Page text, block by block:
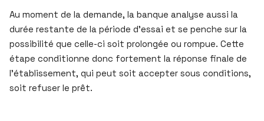
Au moment de la demande, la banque analyse aussi la
durée restante de la période d’essai et se penche sur la
possibilité que celle-ci soit prolongée ou rompue. Cette
étape conditionne donc fortement la réponse finale de
l’établissement, qui peut soit accepter sous conditions,
soit refuser le prêt.